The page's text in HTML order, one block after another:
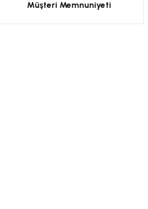
Müşteri Memnuniyeti